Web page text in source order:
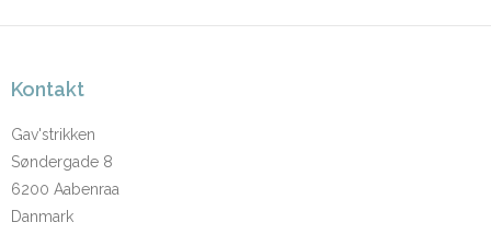
Kontakt
Gav'strikken
Søndergade 8
6200 Aabenraa
Danmark